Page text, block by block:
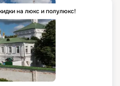
на люкс и полулюкс!